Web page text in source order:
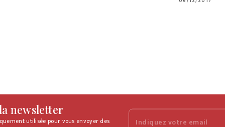
newsletter
utilisée pour vous envoyer des
Indiquez votre email